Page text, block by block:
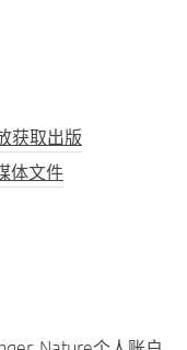
获取出版
体文件